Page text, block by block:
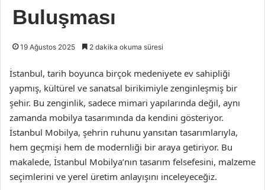
Buluşması
19 Ağustos 2025 2 dakika okuma süresi
İstanbul, tarih boyunca birçok medeniyete ev sahipliği
yapmış, kültürel ve sanatsal birikimiyle zenginleşmiş bir
şehir. Bu zenginlik, sadece mimari yapılarında değil, aynı
zamanda mobilya tasarımında da kendini gösteriyor.
İstanbul Mobilya, şehrin ruhunu yansıtan tasarımlarıyla,
hem geçmişi hem de modernliği bir araya getiriyor. Bu
makalede, İstanbul Mobilya’nın tasarım felsefesini, malzeme
seçimlerini ve yerel üretim anlayışını inceleyeceğiz.